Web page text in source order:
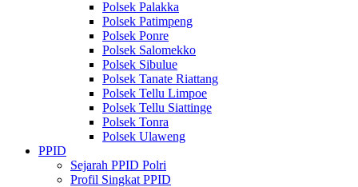
Polsek Palakka
Polsek Patimpeng
Polsek Ponre
Polsek Salomekko
Polsek Sibulue
Polsek Tanate Riattang
Polsek Tellu Limpoe
Polsek Tellu Siattinge
Polsek Tonra
Polsek Ulaweng
PPID
Sejarah PPID Polri
Profil Singkat PPID